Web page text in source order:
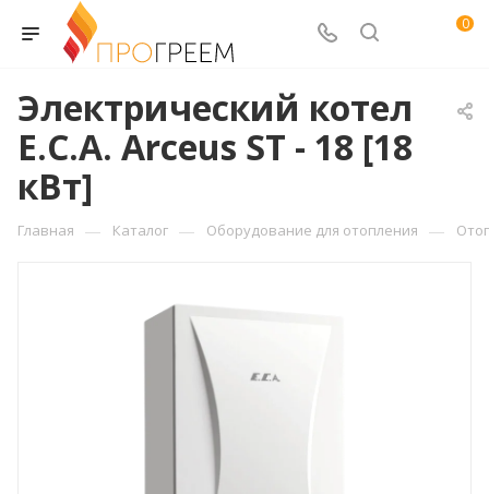
0
Электрический котел
E.C.A. Arceus ST - 18 [18
кВт]
Главная — Каталог — Оборудование для отопления —